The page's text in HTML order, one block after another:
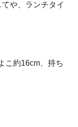
や、ランチタイ
こ約16cm、持ち